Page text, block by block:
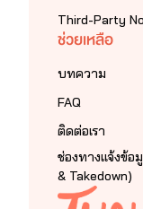
Third-Party
ช่วยเหลือ
บทความ
FAQ
ติดต่อเรา
ช่องทางแจ้งข้อ
& Takedown)